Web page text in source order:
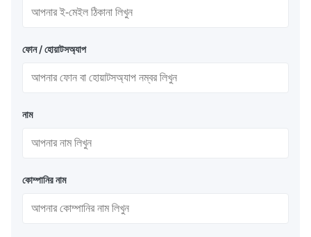
ফোন / হোয়াটসঅ্যাপ
নাম
কোম্পানির নাম